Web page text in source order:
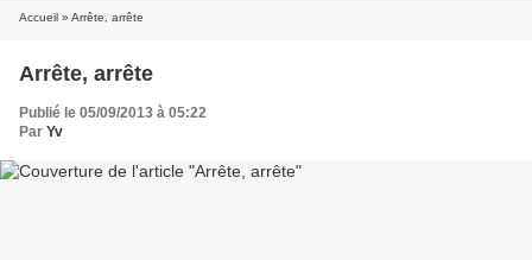
Accueil » Arrête, arrête
Arrête, arrête
Publié le 05/09/2013 à 05:22
Par Yv